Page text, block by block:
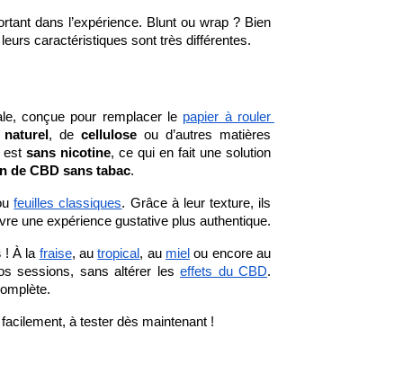
DU THCP :
TOUT SAVOIR SUR LE CBC
dans l’expérience. Blunt ou wrap ? Bien
leurs caractéristiques sont très différentes.
conçue pour remplacer le papier à rouler
naturel, de cellulose ou d’autres matières
est sans nicotine, ce qui en fait une solution
de CBD sans tabac.
feuilles classiques. Grâce à leur texture, ils
une expérience gustative plus authentique.
! À la fraise, au tropical, au miel
sessions, sans altérer les effets du CBD.
à tester dès maintenant !